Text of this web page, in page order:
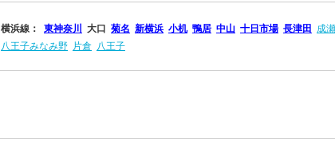
横浜線： 東神奈川 大口 菊名 新横浜 小机 鴨居 中山 十日市場 長津田
成瀬
八王子みなみ野 片倉 八王子